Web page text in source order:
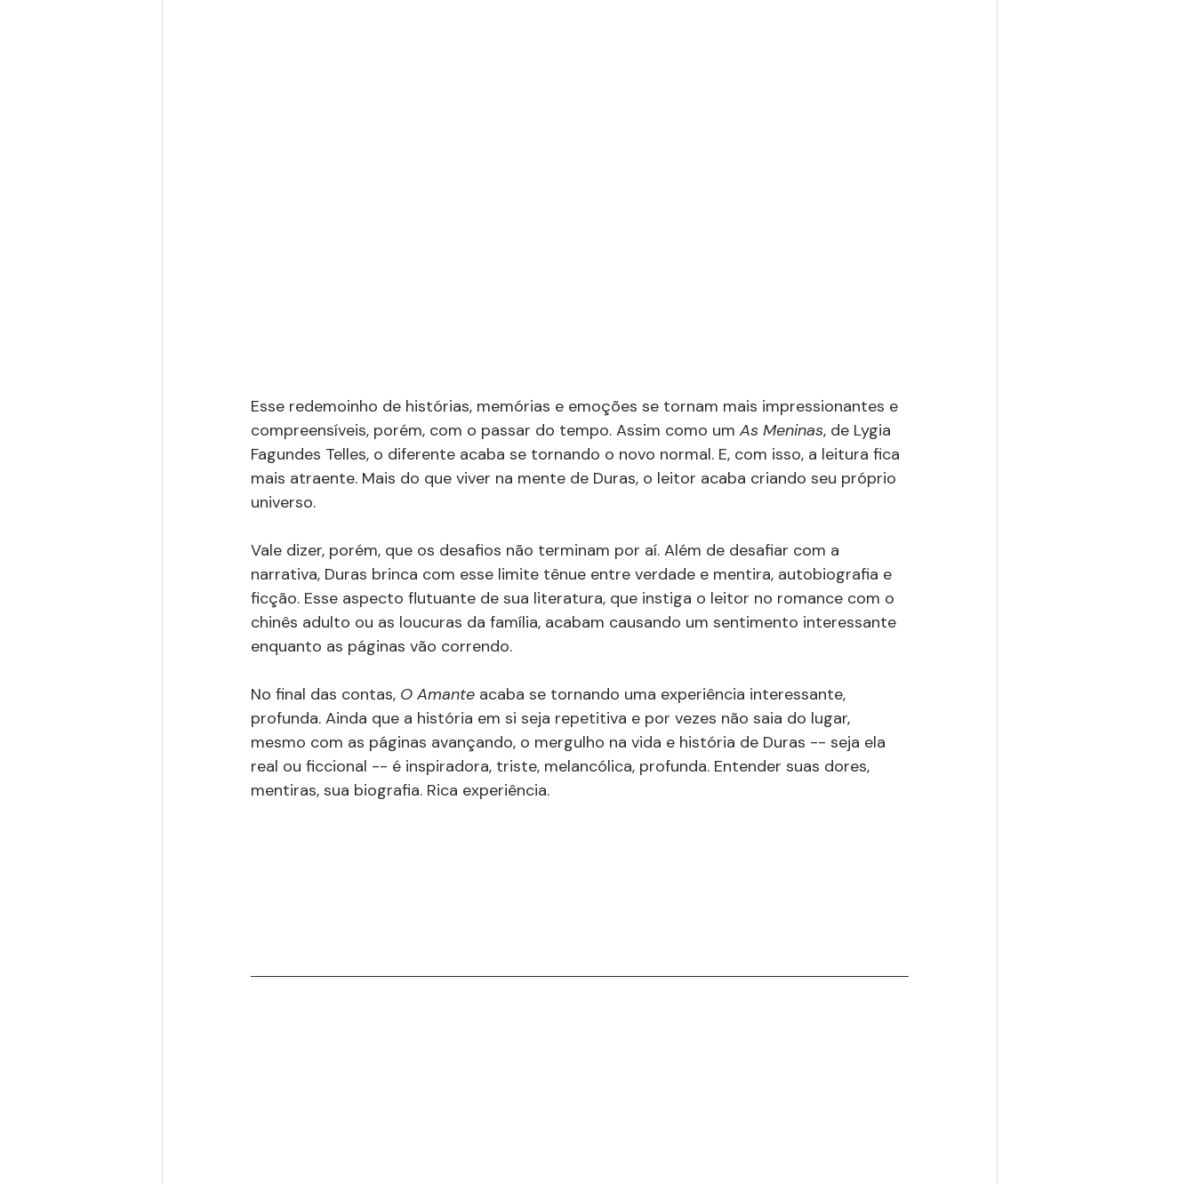
Esse redemoinho de histórias, memórias e emoções se tornam mais impressionantes e
compreensíveis, porém, com o passar do tempo. Assim como um As Meninas, de Lygia
Fagundes Telles, o diferente acaba se tornando o novo normal. E, com isso, a leitura fica
mais atraente. Mais do que viver na mente de Duras, o leitor acaba criando seu próprio
universo.
Vale dizer, porém, que os desafios não terminam por aí. Além de desafiar com a
narrativa, Duras brinca com esse limite tênue entre verdade e mentira, autobiografia e
ficção. Esse aspecto flutuante de sua literatura, que instiga o leitor no romance com o
chinês adulto ou as loucuras da família, acabam causando um sentimento interessante
enquanto as páginas vão correndo.
No final das contas, O Amante acaba se tornando uma experiência interessante,
profunda. Ainda que a história em si seja repetitiva e por vezes não saia do lugar,
mesmo com as páginas avançando, o mergulho na vida e história de Duras -- seja ela
real ou ficcional -- é inspiradora, triste, melancólica, profunda. Entender suas dores,
mentiras, sua biografia. Rica experiência.